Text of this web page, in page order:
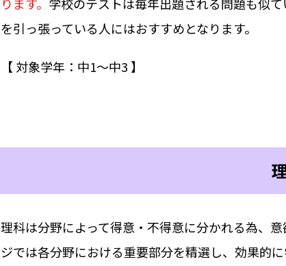
を引っ張っている人にはおすすめとなります。
【 対象学年：中1〜中3 】
理科は分野によって得意・不得意に分かれる為、意
ジでは各分野における重要部分を精選し、効果的に